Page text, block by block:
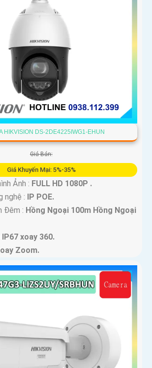
HIKVISION DS-2DE4225IWG1-EHUN
Giá Bán:
Giá Khuyến Mại: 5%-35%
️
Ảnh : FULL HD 1080P .
nghệ : IP POE.
Đêm : Hồng Ngoại 100m Hồng Ngoại
IP67 xoay 360.
Zoom.